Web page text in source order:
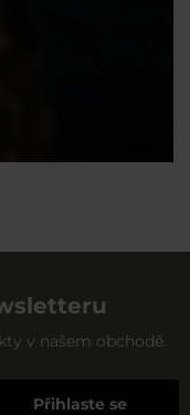
v našem obchodě.
Přihlaste se